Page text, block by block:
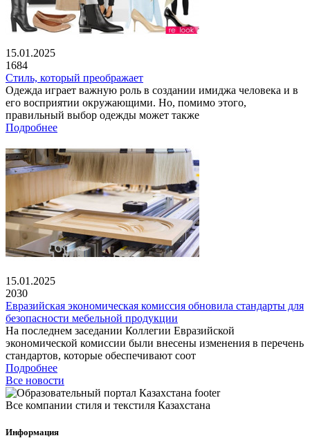
15.01.2025
1684
Стиль, который преображает
Одежда играет важную роль в создании имиджа человека и в
его восприятии окружающими. Но, помимо этого,
правильный выбор одежды может также
Подробнее
15.01.2025
2030
Евразийская экономическая комиссия обновила стандарты для
безопасности мебельной продукции
На последнем заседании Коллегии Евразийской
экономической комиссии были внесены изменения в перечень
стандартов, которые обеспечивают соот
Подробнее
Все новости
Все компании стиля и текстиля Казахстана
Информация